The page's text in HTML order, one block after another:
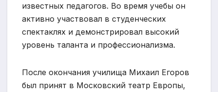
известных педагогов. Во время учебы он
активно участвовал в студенческих
спектаклях и демонстрировал высокий
уровень таланта и профессионализма.
После окончания училища Михаил Егоров
был принят в Московский театр Европы,